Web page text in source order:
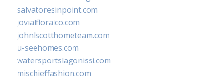
salvatoresinpoint.com
jovialfloralco.com
johnlscotthometeam.com
u-seehomes.com
watersportslagonissi.com
mischieffashion.com